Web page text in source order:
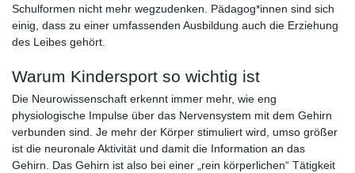
Schulformen nicht mehr wegzudenken. Pädagog*innen sind sich
einig, dass zu einer umfassenden Ausbildung auch die Erziehung
des Leibes gehört.
Warum Kindersport so wichtig ist
Die Neurowissenschaft erkennt immer mehr, wie eng
physiologische Impulse über das Nervensystem mit dem Gehirn
verbunden sind. Je mehr der Körper stimuliert wird, umso größer
ist die neuronale Aktivität und damit die Information an das
Gehirn. Das Gehirn ist also bei einer „rein körperlichen“ Tätigkeit